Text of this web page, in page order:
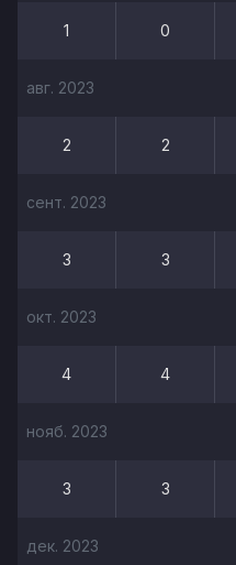
1 0
авг. 2023
2 2
сент. 2023
3 3
окт. 2023
4 4
нояб. 2023
3 3
дек. 2023